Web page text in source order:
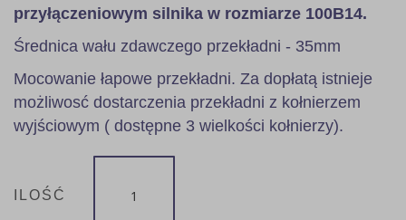
przyłączeniowym silnika w rozmiarze 100B14.
Średnica wału zdawczego przekładni - 35mm
Mocowanie łapowe przekładni. Za dopłatą istnieje
możliwosć dostarczenia przekładni z kołnierzem
wyjściowym ( dostępne 3 wielkości kołnierzy).
ILOŚĆ